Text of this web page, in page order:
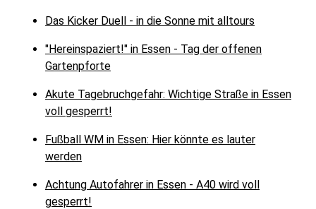
Das Kicker Duell - in die Sonne mit alltours
"Hereinspaziert!" in Essen - Tag der offenen
Gartenpforte
Akute Tagebruchgefahr: Wichtige Straße in Essen
voll gesperrt!
Fußball WM in Essen: Hier könnte es lauter
werden
Achtung Autofahrer in Essen - A40 wird voll
gesperrt!